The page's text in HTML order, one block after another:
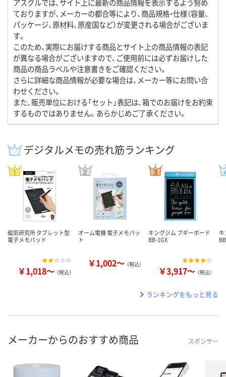
アスクルでは、サイト上に最新の商品情報を表示するよう努め
ておりますが、メーカーの都合等により、商品規格・仕様（容量、
パッケージ、原材料、原産国など）が変更される場合がございま
す。
このため、実際にお届けする商品とサイト上の商品情報の表記
が異なる場合がございますので、ご使用前には必ずお届けした
商品の商品ラベルや注意書きをご確認ください。
さらに詳細な商品情報が必要な場合は、メーカー等にお問い合
わせください。
また、販売単位における「セット」表記は、箱でのお届けをお約束
するものではありません。あらかじめご了承ください。
デジタルメモの売れ筋ランキング
磁気研究所 タブレット型
電子メモパッド
￥1,018～ （税込）
オーム電機 電子メモパッ
ト
￥1,002～ （税込）
キングジム ブギーボード
BB-1GX
￥3,917～ （税込）
BB
ランキングをもっと見る
メーカーからのおすすめ商品 スポンサー